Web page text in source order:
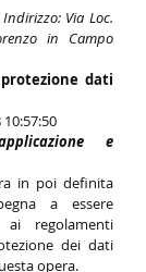
Via Loc.
in Campo
dati
e
in poi definita
a essere
regolamenti
dei dati
opera.